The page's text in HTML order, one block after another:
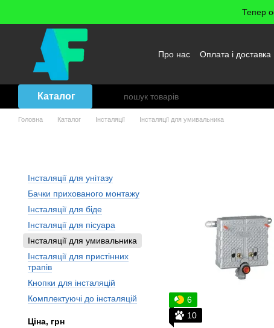
Тепер
Про нас Оплата і доставка
Каталог
Головна Каталог Інсталяції Інсталяції для умивальника
6
10
Інсталяції для унітазу
Бачки прихованого монтажу
Інсталяції для біде
Інсталяції для пісуара
Інсталяції для умивальника
Інсталяції для пристінних
трапів
Кнопки для інсталяцій
Комплектуючі до інсталяцій
Ціна, грн